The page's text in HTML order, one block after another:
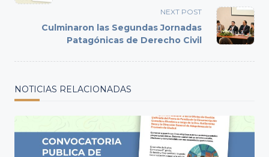
reader-
text">Page</span>
NEXT POST
Culminaron las Segundas Jornadas
Patagónicas de Derecho Civil
NOTICIAS RELACIONADAS